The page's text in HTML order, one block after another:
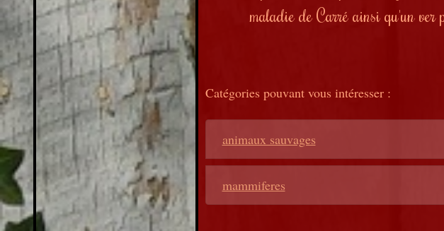
maladie de Carré ainsi qu'un ver
Catégories pouvant vous intéresser :
animaux sauvages
mammiferes